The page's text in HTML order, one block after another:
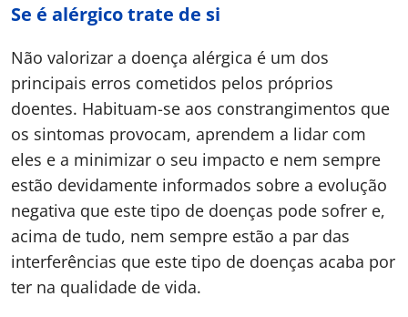
Se é alérgico trate de si
Não valorizar a doença alérgica é um dos
principais erros cometidos pelos próprios
doentes. Habituam-se aos constrangimentos que
os sintomas provocam, aprendem a lidar com
eles e a minimizar o seu impacto e nem sempre
estão devidamente informados sobre a evolução
negativa que este tipo de doenças pode sofrer e,
acima de tudo, nem sempre estão a par das
interferências que este tipo de doenças acaba por
ter na qualidade de vida.